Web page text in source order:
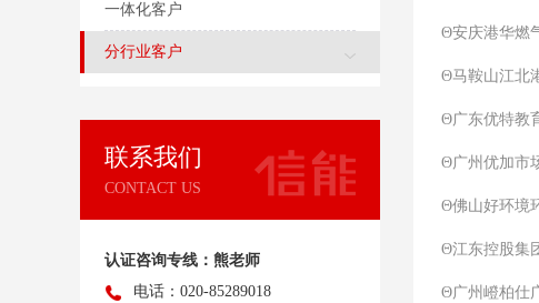
一体化客户
分行业客户
联系我们
CONTACT US
认证咨询专线：熊老师
电话：020-85289018
Θ安庆港华燃
Θ马鞍山江北
Θ广东优特教
Θ广州优加市
Θ佛山好环境
Θ江东控股集
Θ广州嶝柏仕